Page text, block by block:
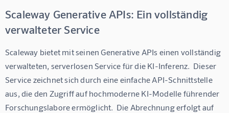
Scaleway Generative APIs: Ein vollständig
verwalteter Service
Scaleway bietet mit seinen Generative APIs einen vollständig
verwalteten, serverlosen Service für die KI-Inferenz.  Dieser
Service zeichnet sich durch eine einfache API-Schnittstelle
aus, die den Zugriff auf hochmoderne KI-Modelle führender
Forschungslabore ermöglicht.  Die Abrechnung erfolgt auf